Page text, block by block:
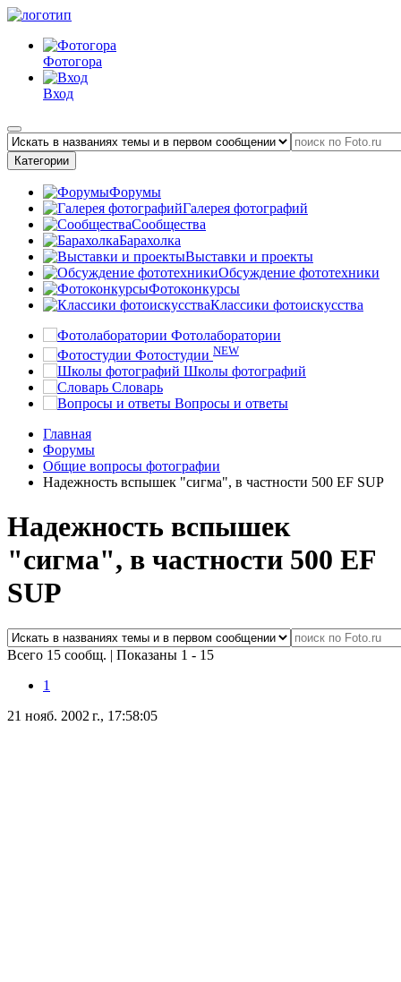
Фотогора
Вход
Категории
Форумы
Галерея фотографий
Сообщества
Барахолка
Выставки и проекты
Обсуждение фототехники
Фотоконкурсы
Классики фотоискусства
Фотолаборатории
Фотостудии NEW
Школы фотографий
Словарь
Вопросы и ответы
Главная
Форумы
Общие вопросы фотографии
Надежность вспышек "сигма", в частности 500 EF SUP
Надежность вспышек
"сигма", в частности 500 EF
SUP
Всего 15 сообщ. | Показаны 1 - 15
1
21 нояб. 2002 г., 17:58:05